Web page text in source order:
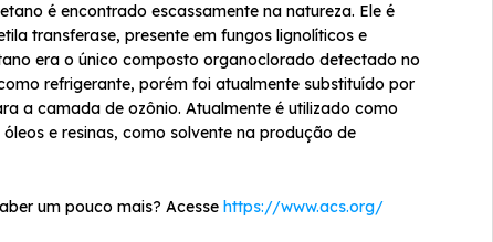
é encontrado escassamente na natureza. Ele é
transferase, presente em fungos lignolíticos e
era o único composto organoclorado detectado no
refrigerante, porém foi atualmente substituído por
a camada de ozônio. Atualmente é utilizado como
e resinas, como solvente na produção de
um pouco mais? Acesse https://www.acs.org/